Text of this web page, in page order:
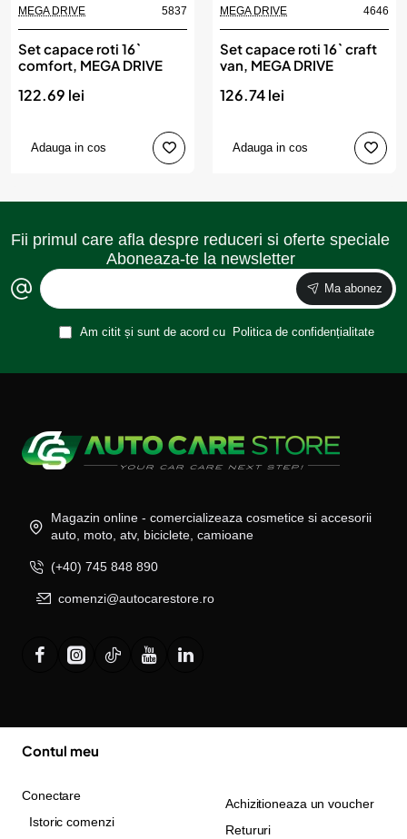
MEGA DRIVE 5837
Set capace roti 16`
comfort, MEGA DRIVE
122.69 lei
Adauga in cos
MEGA DRIVE 4646
Set capace roti 16` craft
van, MEGA DRIVE
126.74 lei
Adauga in cos
Fii primul care afla despre reduceri si oferte speciale
Aboneaza-te la newsletter
Ma abonez
Am citit și sunt de acord cu Politica de confidențialitate
Magazin online - comercializeaza cosmetice si accesorii
auto, moto, atv, biciclete, camioane
(+40) 745 848 890
comenzi@autocarestore.ro
Contul meu
Conectare
Istoric comenzi
Achizitioneaza un voucher
Retururi